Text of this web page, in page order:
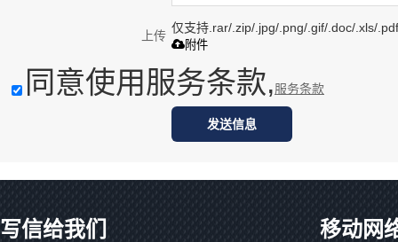
上传
仅支持.rar/.zip/.jpg/.png/.gif/.doc/.xls/
附件
同意使用服务条款,服务条款
发送信息
写信给我们 移动网